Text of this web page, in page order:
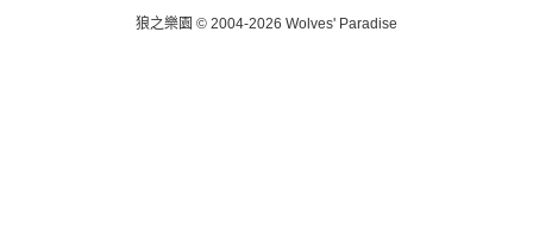
狼之樂園 © 2004-2026 Wolves' Paradise